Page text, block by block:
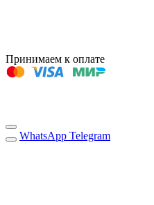
Принимаем к оплате
WhatsApp Telegram